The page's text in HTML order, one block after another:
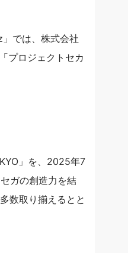
では、株式会社
プロジェクトセカ
」を、2025年7
ガの創造力を結
数取り揃えるとと